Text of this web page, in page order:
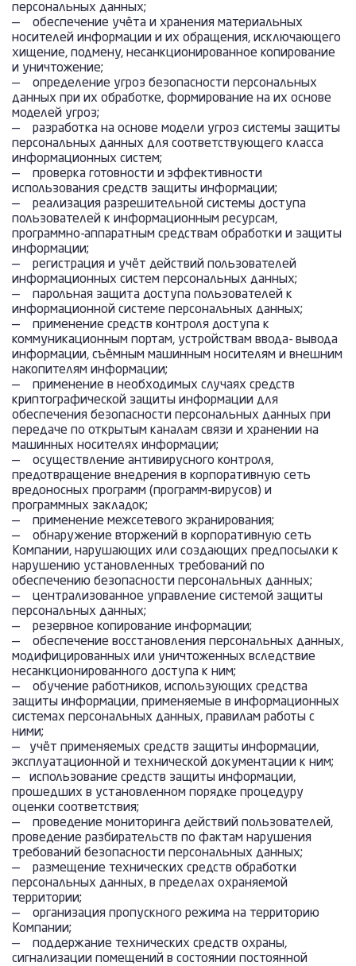
персональных данных;
— обеспечение учёта и хранения материальных
носителей информации и их обращения, исключающего
хищение, подмену, несанкционированное копирование
и уничтожение;
— определение угроз безопасности персональных
данных при их обработке, формирование на их основе
моделей угроз;
— разработка на основе модели угроз системы защиты
персональных данных для соответствующего класса
информационных систем;
— проверка готовности и эффективности
использования средств защиты информации;
— реализация разрешительной системы доступа
пользователей к информационным ресурсам,
программно-аппаратным средствам обработки и защиты
информации;
— регистрация и учёт действий пользователей
информационных систем персональных данных;
— парольная защита доступа пользователей к
информационной системе персональных данных;
— применение средств контроля доступа к
коммуникационным портам, устройствам ввода- вывода
информации, съёмным машинным носителям и внешним
накопителям информации;
— применение в необходимых случаях средств
криптографической защиты информации для
обеспечения безопасности персональных данных при
передаче по открытым каналам связи и хранении на
машинных носителях информации;
— осуществление антивирусного контроля,
предотвращение внедрения в корпоративную сеть
вредоносных программ (программ-вирусов) и
программных закладок;
— применение межсетевого экранирования;
— обнаружение вторжений в корпоративную сеть
Компании, нарушающих или создающих предпосылки к
нарушению установленных требований по
обеспечению безопасности персональных данных;
— централизованное управление системой защиты
персональных данных;
— резервное копирование информации;
— обеспечение восстановления персональных данных,
модифицированных или уничтоженных вследствие
несанкционированного доступа к ним;
— обучение работников, использующих средства
защиты информации, применяемые в информационных
системах персональных данных, правилам работы с
ними;
— учёт применяемых средств защиты информации,
эксплуатационной и технической документации к ним;
— использование средств защиты информации,
прошедших в установленном порядке процедуру
оценки соответствия;
— проведение мониторинга действий пользователей,
проведение разбирательств по фактам нарушения
требований безопасности персональных данных;
— размещение технических средств обработки
персональных данных, в пределах охраняемой
территории;
— организация пропускного режима на территорию
Компании;
— поддержание технических средств охраны,
сигнализации помещений в состоянии постоянной